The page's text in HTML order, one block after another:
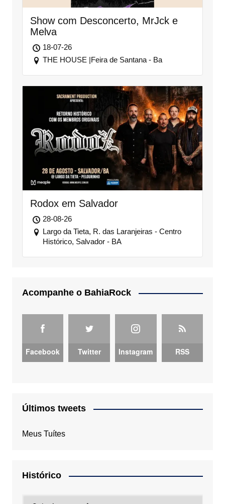
Show com Desconcerto, MrJck e
Melva
18-07-26
THE HOUSE |Feira de Santana - Ba
Rodox em Salvador
28-08-26
Largo da Tieta, R. das Laranjeiras - Centro
Histórico, Salvador - BA
Acompanhe o BahiaRock
Facebook Twitter Instagram RSS
Últimos tweets
Meus Tuítes
Histórico